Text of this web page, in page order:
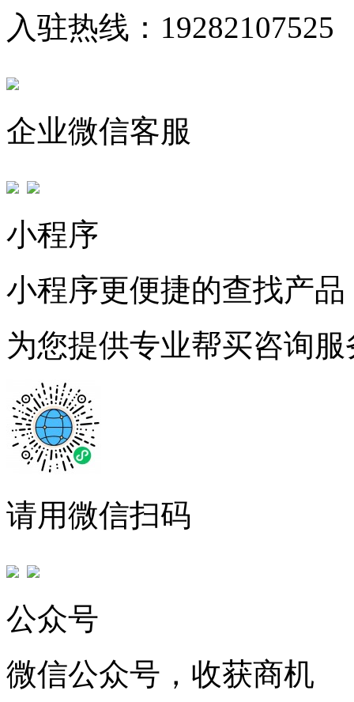
入驻热线：19282107525
企业微信客服
小程序
小程序更便捷的查找产品
为您提供专业帮买咨询服
请用微信扫码
公众号
微信公众号，收获商机